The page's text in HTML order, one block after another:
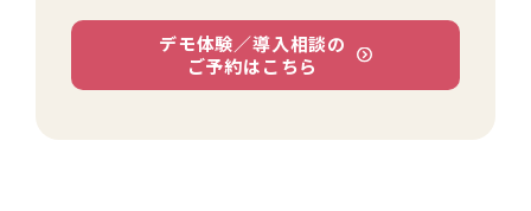
デモ体験／導入相談の
ご予約はこちら